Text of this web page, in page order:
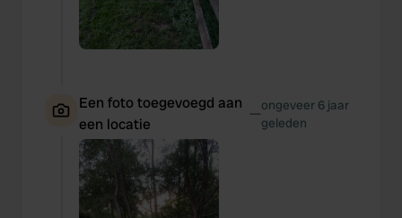
Een foto toegevoegd aan
een locatie
—ongeveer 6 jaar
geleden